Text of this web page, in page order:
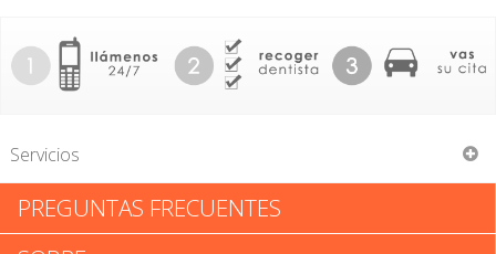
Servicios
Julie Hong
PREGUNTAS FRECUENTES